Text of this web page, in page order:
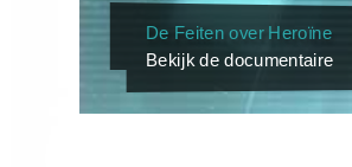
De Feiten over Heroïne
Bekijk de documentaire